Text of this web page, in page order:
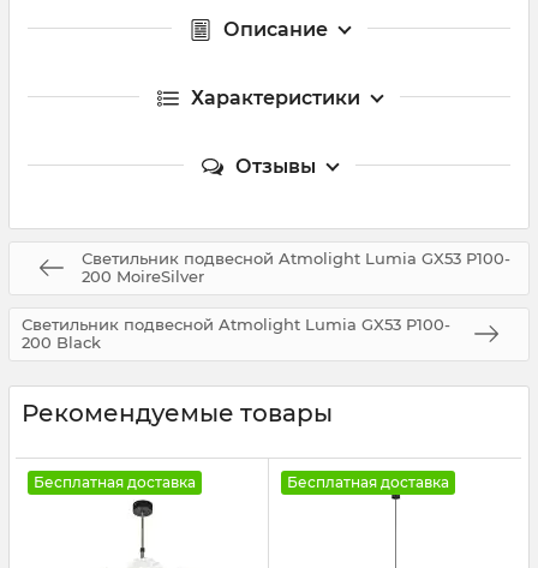
Описание
Характеристики
Отзывы
Светильник подвесной Atmolight Lumia GX53 P100-
200 MoireSilver
Светильник подвесной Atmolight Lumia GX53 P100-
200 Black
Рекомендуемые товары
Бесплатная доставка Бесплатная доставка